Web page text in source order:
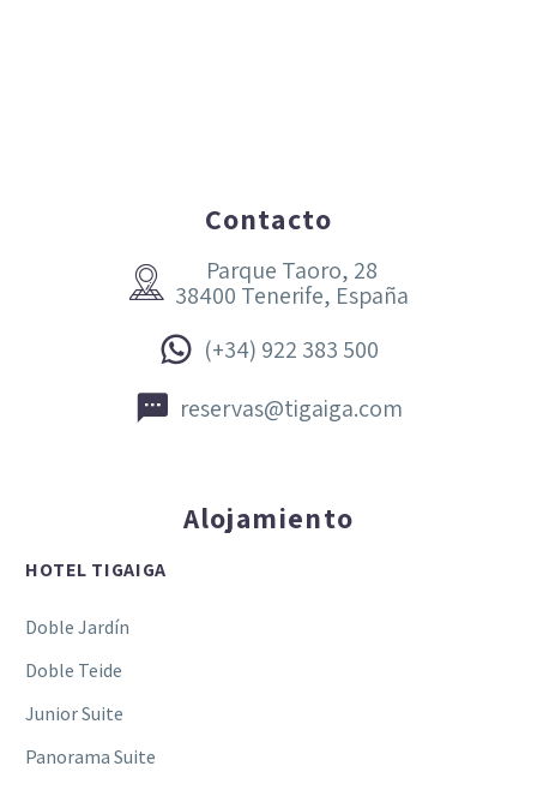
Contacto


Parque Taoro, 28
38400 Tenerife, España

 (+34) 922 383 500

 reservas@tigaiga.com
Alojamiento
HOTEL TIGAIGA
Doble Jardín
Doble Teide
Junior Suite
Panorama Suite